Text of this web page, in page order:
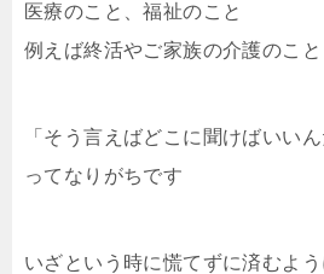
医療のこと、福祉のこと
例えば終活やご家族の介護のこと
「そう言えばどこに聞けばいいん
ってなりがちです
いざという時に慌てずに済むよう